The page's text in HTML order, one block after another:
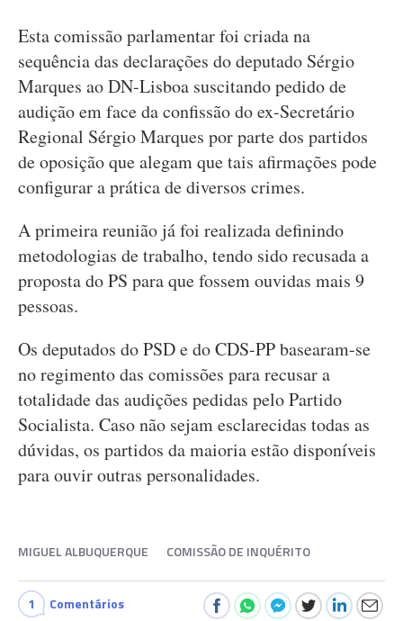
Esta comissão parlamentar foi criada na
sequência das declarações do deputado Sérgio
Marques ao DN-Lisboa suscitando pedido de
audição em face da confissão do ex-Secretário
Regional Sérgio Marques por parte dos partidos
de oposição que alegam que tais afirmações pode
configurar a prática de diversos crimes.
A primeira reunião já foi realizada definindo
metodologias de trabalho, tendo sido recusada a
proposta do PS para que fossem ouvidas mais 9
pessoas.
Os deputados do PSD e do CDS-PP basearam-se
no regimento das comissões para recusar a
totalidade das audições pedidas pelo Partido
Socialista. Caso não sejam esclarecidas todas as
dúvidas, os partidos da maioria estão disponíveis
para ouvir outras personalidades.
MIGUEL ALBUQUERQUE COMISSÃO DE INQUÉRITO
1 Comentários